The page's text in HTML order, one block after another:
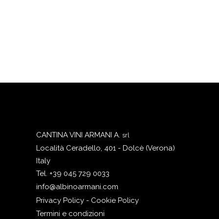
CANTINA VINI ARMANI A. srl
Località Ceradello, 401 - Dolcè (Verona)
Italy
Tel. +39 045 729 0033
info@albinoarmani.com
Privacy Policy - Cookie Policy
Termini e condizioni